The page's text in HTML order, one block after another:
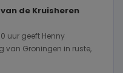
de Kruisheren
uur geeft Henny
van Groningen in ruste,